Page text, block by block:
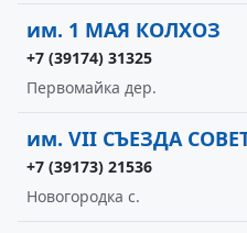
им. 1 МАЯ КОЛХОЗ
+7 (39174) 31325
Первомайка дер.
им. VII СЪЕЗДА
+7 (39173) 21536
Новогородка с.